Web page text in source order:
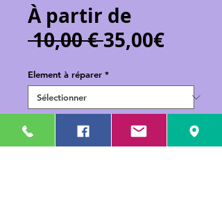
À partir de
10,00 € Prix
35,00€Prix
Element à réparer *
Ajouter au panier